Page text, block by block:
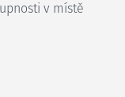
v místě